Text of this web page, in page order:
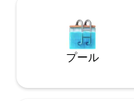
プール